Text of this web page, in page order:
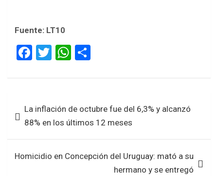
Fuente: LT10
F
ce
o
o
k
T
tt
W
at
A
p
p
ar
de La inflación de octubre fue del 6,3% y alcanzó
88% en los últimos 12 meses
Homicidio en Concepción del Uruguay: mató a su
hermano y se entregó